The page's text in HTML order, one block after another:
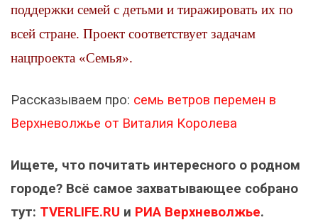
поддержки семей с детьми и тиражировать их по
всей стране. Проект соответствует задачам
нацпроекта «Семья».
Рассказываем про: семь ветров перемен в
Верхневолжье от Виталия Королева
Ищете, что почитать интересного о родном
городе? Всё самое захватывающее собрано
тут: TVERLIFE.RU и РИА Верхневолжье.